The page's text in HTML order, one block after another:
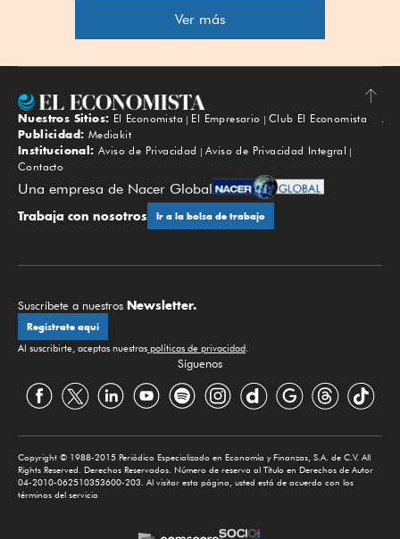
Ver más
Subir
Nuestros Sitios: El Economista El Empresario
Club El Economista
Publicidad: Mediakit
Institucional: Aviso de Privacidad
Aviso de Privacidad Integral
Contacto
Una empresa de Nacer Global
Trabaja con nosotros Ir a la bolsa de trabajo
Suscríbete a nuestros Newsletter.
Regístrate aquí
Al suscribirte, aceptas nuestras políticas de privacidad.
Síguenos
Copyright © 1988-2015 Periódico Especializado en Economía y Finanzas, S.A. de C.V. All
Rights Reserved. Derechos Reservados. Número de reserva al Título en Derechos de Autor
04-2010-062510353600-203. Al visitar esta página, usted está de acuerdo con los
términos del servicio